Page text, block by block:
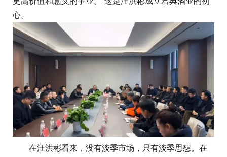
心。
在汪洪彬看来，没有淡季市场，只有淡季思想。在